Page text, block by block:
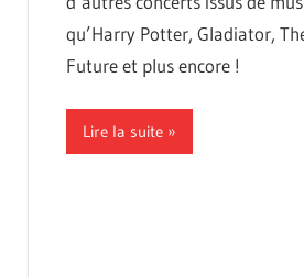
qu’Harry Potter, Gladiator,
Future et plus encore !
Lire la suite